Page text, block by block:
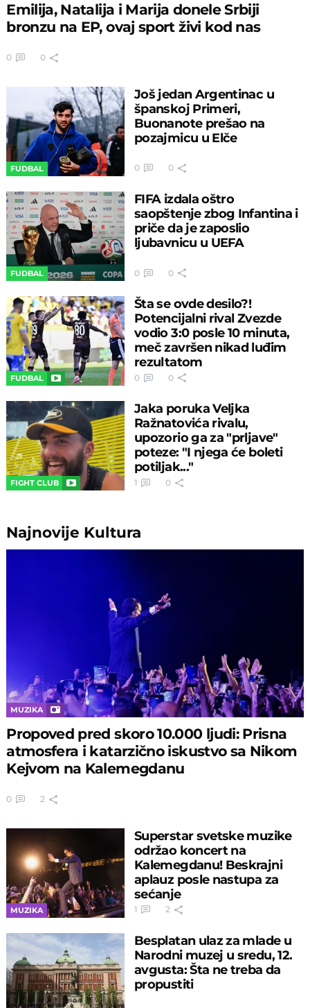
Emilija, Natalija i Marija donele Srbiji
bronzu na EP, ovaj sport živi kod nas
0 0
FUDBAL
Još jedan Argentinac u
španskoj Primeri,
Buonanote prešao na
pozajmicu u Elče
0 0
FUDBAL
FIFA izdala oštro
saopštenje zbog Infantina i
priče da je zaposlio
ljubavnicu u UEFA
0 0
FUDBAL
Šta se ovde desilo?!
Potencijalni rival Zvezde
vodio 3:0 posle 10 minuta,
meč završen nikad luđim
rezultatom
0 0
FIGHT CLUB
Jaka poruka Veljka
Ražnatovića rivalu,
upozorio ga za "prljave"
poteze: "I njega će boleti
potiljak..."
1 0
Najnovije Kultura
MUZIKA
Propoved pred skoro 10.000 ljudi: Prisna
atmosfera i katarzično iskustvo sa Nikom
Kejvom na Kalemegdanu
0 2
MUZIKA
Superstar svetske muzike
održao koncert na
Kalemegdanu! Beskrajni
aplauz posle nastupa za
sećanje
1 2
Besplatan ulaz za mlade u
Narodni muzej u sredu, 12.
avgusta: Šta ne treba da
propustiti